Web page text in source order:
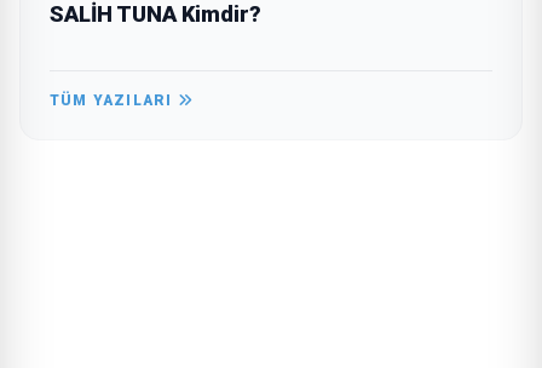
SALİH TUNA Kimdir?
TÜM YAZILARI